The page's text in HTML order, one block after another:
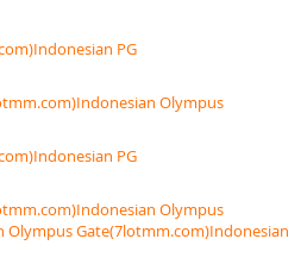
PG
Olympus
PG
Olympus
Gate(7lotmm.com)Indonesian